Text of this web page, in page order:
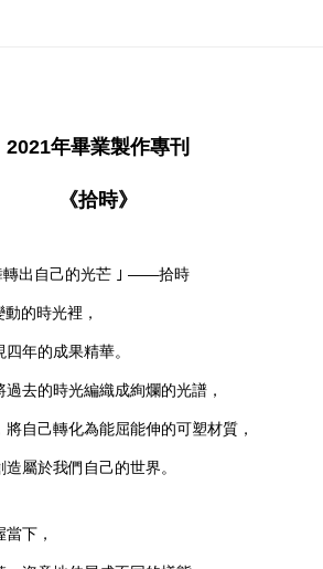
2021年畢業製作專刊
《拾時》
轉出自己的光芒 ｣ ——拾時
的時光裡，
年的成果精華。
去的時光編織成絢爛的光譜，
自己轉化為能屈能伸的可塑材質，
屬於我們自己的世界。
下，